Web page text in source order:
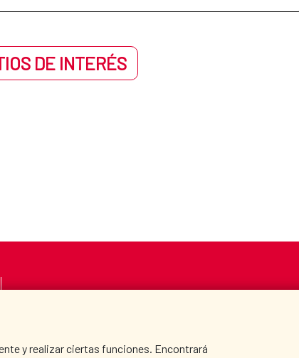
DE INTERÉS
y realizar ciertas funciones. Encontrará
SALA DE PRENSA CULTURA Y CIENCIA